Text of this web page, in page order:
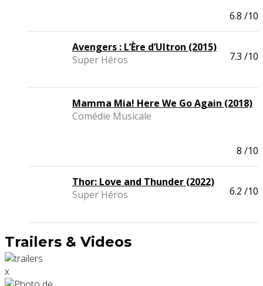
6.8 /10
Avengers : L’Ère d’Ultron (2015)
Super Héros
7.3 /10
Mamma Mia! Here We Go Again (2018)
Comédie Musicale
8 /10
Thor: Love and Thunder (2022)
Super Héros
6.2 /10
Trailers & Videos
x